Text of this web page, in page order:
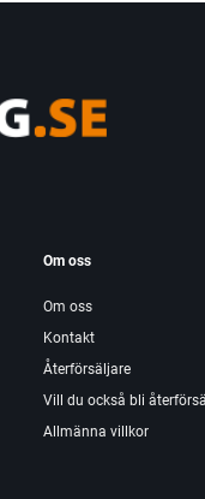
Om oss
Om oss
Kontakt
Återförsäljare
Vill du också bli
Allmänna villkor